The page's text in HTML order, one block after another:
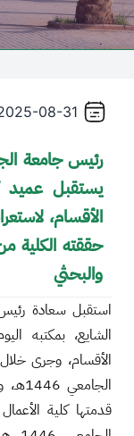
08-31
رئيس جامعة
يستقبل عميد
الأقسام،
حققته الكلية
والبحثي
استقبل سعادة
الشايع، بمكتبه
الأقسام، وجرى
قدمتها كلية